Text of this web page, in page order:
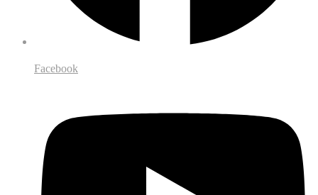
Facebook